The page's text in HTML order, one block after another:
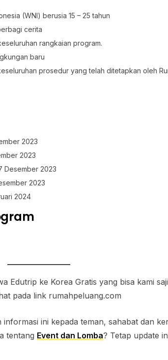
(WNI) berusia 15 – 25 tahun
cerita
rangkaian program.
baru
prosedur yang telah ditetapkan oleh
2023
2023
Desember 2023
2023
2024
Edutrip ke Korea Gratis yang bisa kami
pada link rumahpeluang.com
ini kepada teman, sahabat dan
tentang Event dan Lomba? Tetap update